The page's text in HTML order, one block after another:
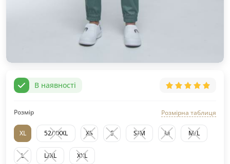
В наявності
Розмір Розмірна таблиця
XL 52/XXXL XS S S/M M M/L
L L/XL XXL